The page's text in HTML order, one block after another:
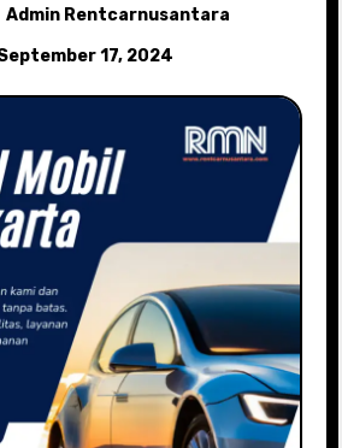
Admin Rentcarnusantara
17, 2024